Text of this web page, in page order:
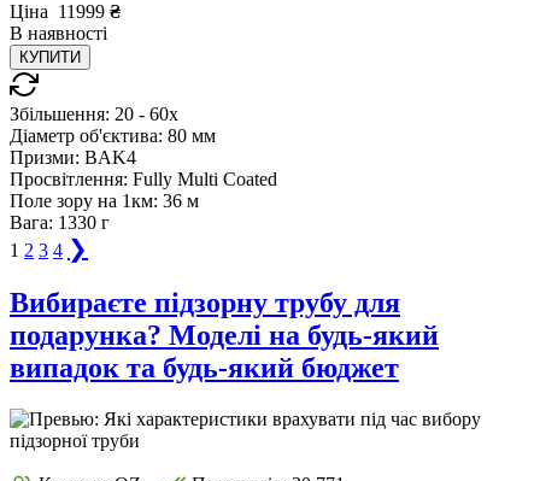
Ціна 11999 ₴
В наявності
КУПИТИ
Збільшення: 20 - 60x
Діаметр об'єктива: 80 мм
Призми: BAK4
Просвітлення: Fully Multi Coated
Поле зору на 1км: 36 м
Вага: 1330 г
1 2 3 4 ❯
Вибираєте підзорну трубу для
подарунка? Моделі на будь-який
випадок та будь-який бюджет